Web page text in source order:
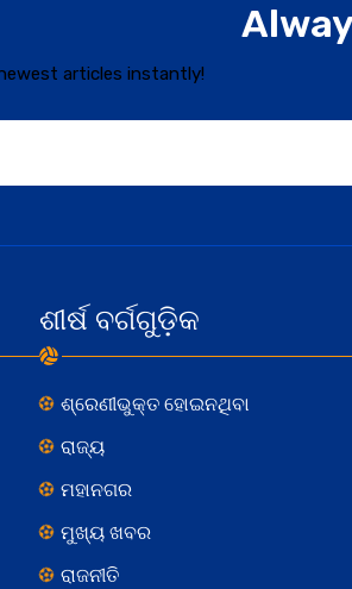
articles instantly!
ଶୀର୍ଷ ବର୍ଗଗୁଡ଼ିକ
ଶ୍ରେଣୀଭୁକ୍ତ ହୋଇନଥିବା
ରାଜ୍ୟ
ମହାନଗର
ମୁଖ୍ୟ ଖବର
ରାଜନୀତି